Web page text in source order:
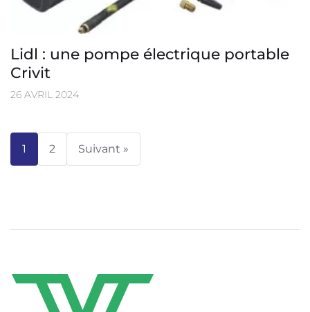
Lidl : une pompe électrique portable
Crivit
26 AVRIL 2024
1 2 Suivant »